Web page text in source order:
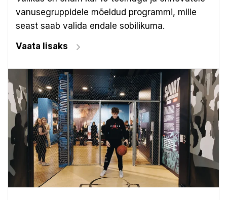
vanusegruppidele mõeldud programmi, mille
seast saab valida endale sobilikuma.
Vaata lisaks